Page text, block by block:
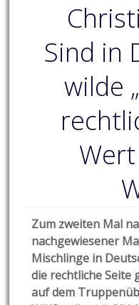
Sind in
wilde
Zum zweiten Mal
nachgewiesener
Mischlinge in
die rechtliche Seite
auf dem